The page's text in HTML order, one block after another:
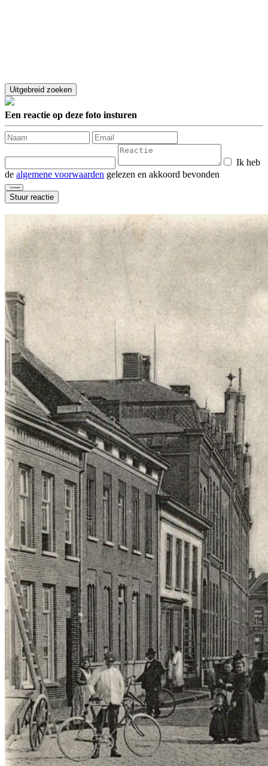
Een reactie op deze foto insturen
Ik heb
de algemene voorwaarden gelezen en akkoord bevonden